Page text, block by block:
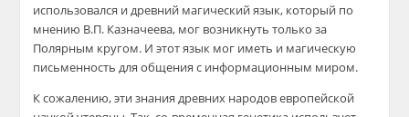
использовался и древний магический язык, который по
мнению В.П. Казначеева, мог возникнуть только за
Полярным кругом. И этот язык мог иметь и магическую
письменность для общения с информационным миром.
К сожалению, эти знания древних народов европейской